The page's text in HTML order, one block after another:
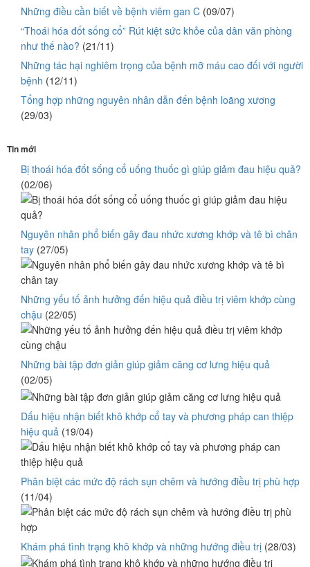
Những điều cần biết về bệnh viêm gan C (09/07)
“Thoái hóa đốt sống cổ” Rút kiệt sức khỏe của dân văn phòng
như thế nào? (21/11)
Những tác hại nghiêm trọng của bệnh mỡ máu cao đối với người
bệnh (12/11)
Tổng hợp những nguyên nhân dẫn đến bệnh loãng xương
(29/03)
Tin mới
Bị thoái hóa đốt sống cổ uống thuốc gì giúp giảm đau hiệu quả?
(02/06)
Nguyên nhân phổ biến gây đau nhức xương khớp và tê bì chân
tay (27/05)
Những yếu tố ảnh hưởng đến hiệu quả điều trị viêm khớp cùng
chậu (22/05)
Những bài tập đơn giản giúp giảm căng cơ lưng hiệu quả
(02/05)
Dấu hiệu nhận biết khô khớp cổ tay và phương pháp can thiệp
hiệu quả (19/04)
Phân biệt các mức độ rách sụn chêm và hướng điều trị phù hợp
(11/04)
Khám phá tình trạng khô khớp và những hướng điều trị (28/03)